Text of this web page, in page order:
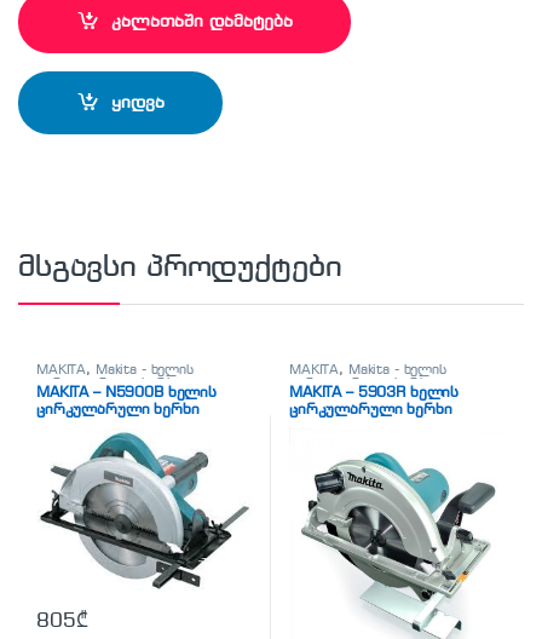
კალათაში დამატება
ყიდვა
მსგავსი პროდუქტები
MAKITA, Makita - ხელის
ცირკულარული ხერხი
სხვადასხვა
MAKITA – N5900B ხელის
ცირკულარული ხერხი
805₾
MAKITA, Makita - ხელის
ცირკულარული ხერხი
სხვადასხვა
MAKITA – 5903R ხელის
ცირკულარული ხერხი